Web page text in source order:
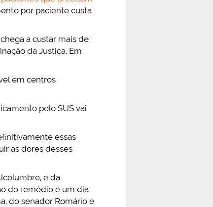
por paciente custa
a custar mais de
da Justiça. Em
em centros
pelo SUS vai
essas
as dores desses
e da
do remédio é um dia
do senador Romário e